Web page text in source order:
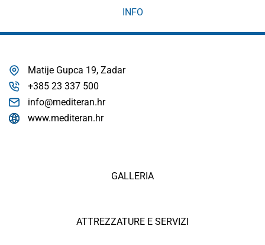
INFO
GALLERIA
ATTREZZATURE E SERVIZI
Matije Gupca 19, Zadar
+385 23 337 500
info@mediteran.hr
www.mediteran.hr